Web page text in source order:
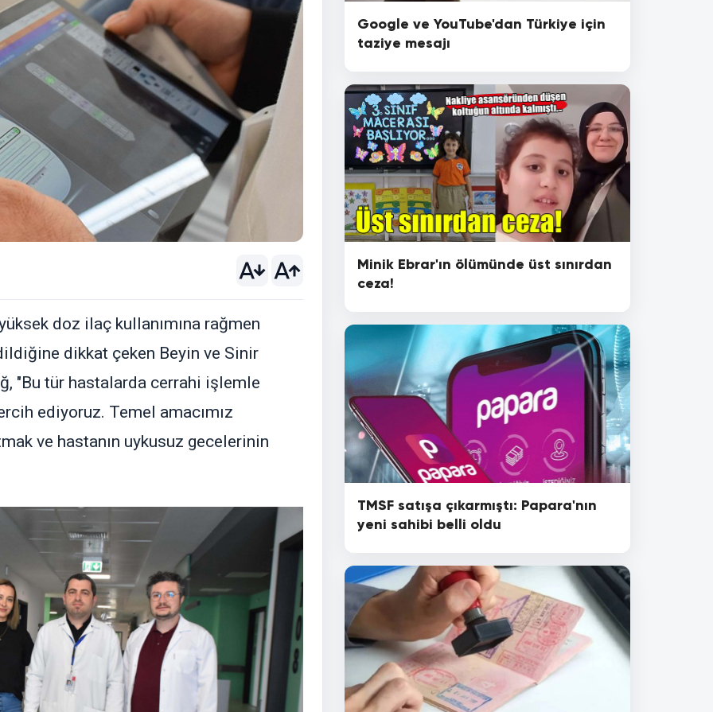
doz ilaç kullanımına rağmen
dikkat çeken Beyin ve Sinir
"Bu tür hastalarda cerrahi işlemle
ediyoruz. Temel amacımız
ve hastanın uykusuz gecelerinin
Google ve YouTube'dan Türkiye için
taziye mesajı
Minik Ebrar'ın ölümünde üst sınırdan
ceza!
TMSF satışa çıkarmıştı: Papara'nın
yeni sahibi belli oldu